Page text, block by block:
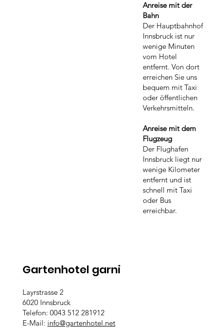
Anreise mit der
Bahn
Der Hauptbahnhof
Innsbruck ist nur
wenige Minuten
vom Hotel
entfernt. Von dort
erreichen Sie uns
bequem mit Taxi
oder öffentlichen
Verkehrsmitteln.
Anreise mit dem
Flugzeug
Der Flughafen
Innsbruck liegt nur
wenige Kilometer
entfernt und ist
schnell mit Taxi
oder Bus
erreichbar.
Gartenhotel garni
Layrstrasse 2
6020 Innsbruck
Telefon: 0043 512 281912
E-Mail: info@gartenhotel.net